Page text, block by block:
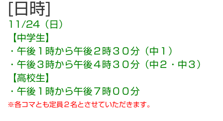
[日時]
11/24（日）
【中学生】
・午後１時から午後２時３０分（中１）
・午後３時から午後４時３０分（中２・中３）
【高校生】
・午後１時から午後７時００分
※各コマとも定員２名とさせていただきます。